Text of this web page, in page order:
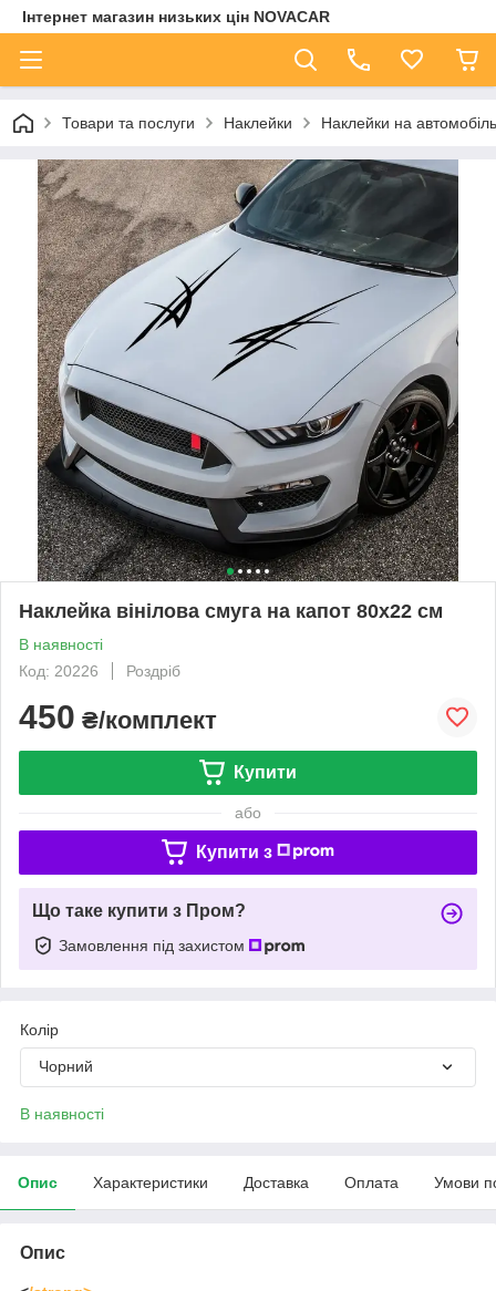
Інтернет магазин низьких цін NOVACAR
Товари та послуги Наклейки Наклейки на автомобіль
Наклейка вінілова смуга на капот 80х22 см
В наявності
Код: 20226
Роздріб
450 ₴/комплект
Купити
або
Купити з
Що таке купити з Пром?
Замовлення під захистом
Колір
Чорний
В наявності
Опис Характеристики Доставка Оплата Умови
Опис